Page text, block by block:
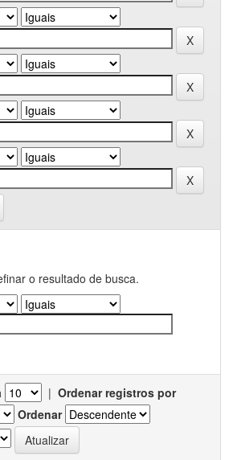
o resultado de busca.
| Ordenar registros por
Ordenar